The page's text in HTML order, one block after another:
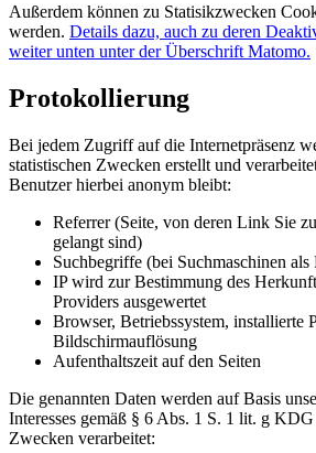
Außerdem können zu Statisikzwecken
werden. Details dazu, auch zu deren
weiter unten unter der Überschrift Matomo.
Protokollierung
Bei jedem Zugriff auf die Internetpräsenz
statistischen Zwecken erstellt und
Benutzer hierbei anonym bleibt:
Referrer (Seite, von deren Link Sie
gelangt sind)
Suchbegriffe (bei Suchmaschinen als
IP wird zur Bestimmung des
Providers ausgewertet
Browser, Betriebssystem, installierte
Bildschirmauflösung
Aufenthaltszeit auf den Seiten
Die genannten Daten werden auf Basis
Interesses gemäß § 6 Abs. 1 S. 1 lit. g
Zwecken verarbeitet: